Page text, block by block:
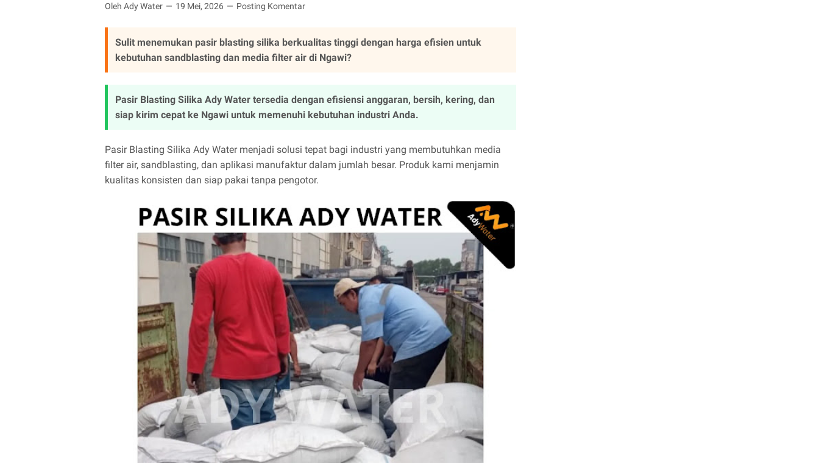
Oleh Ady Water 19 Mei, 2026 Posting Komentar
Sulit menemukan pasir blasting silika berkualitas tinggi dengan harga efisien untuk
kebutuhan sandblasting dan media filter air di Ngawi?
Pasir Blasting Silika Ady Water tersedia dengan efisiensi anggaran, bersih, kering, dan
siap kirim cepat ke Ngawi untuk memenuhi kebutuhan industri Anda.
Pasir Blasting Silika Ady Water menjadi solusi tepat bagi industri yang membutuhkan media
filter air, sandblasting, dan aplikasi manufaktur dalam jumlah besar. Produk kami menjamin
kualitas konsisten dan siap pakai tanpa pengotor.